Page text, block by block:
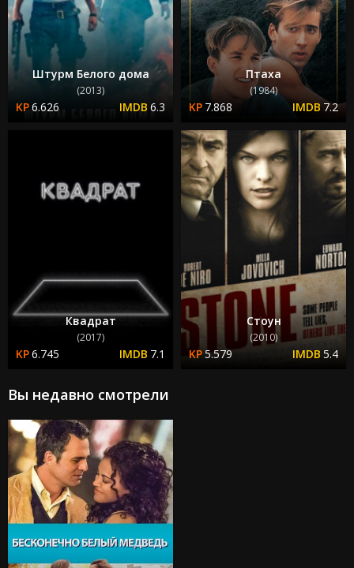
Штурм Белого дома
(2013)
6.626 6.3
Птаха
(1984)
7.868 7.2
Квадрат
(2017)
6.745 7.1
Стоун
(2010)
5.579 5.4
Вы недавно смотрели